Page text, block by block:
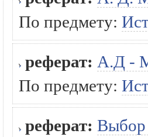
По предмету:
реферат: А.Д -
По предмету:
реферат: Выбор